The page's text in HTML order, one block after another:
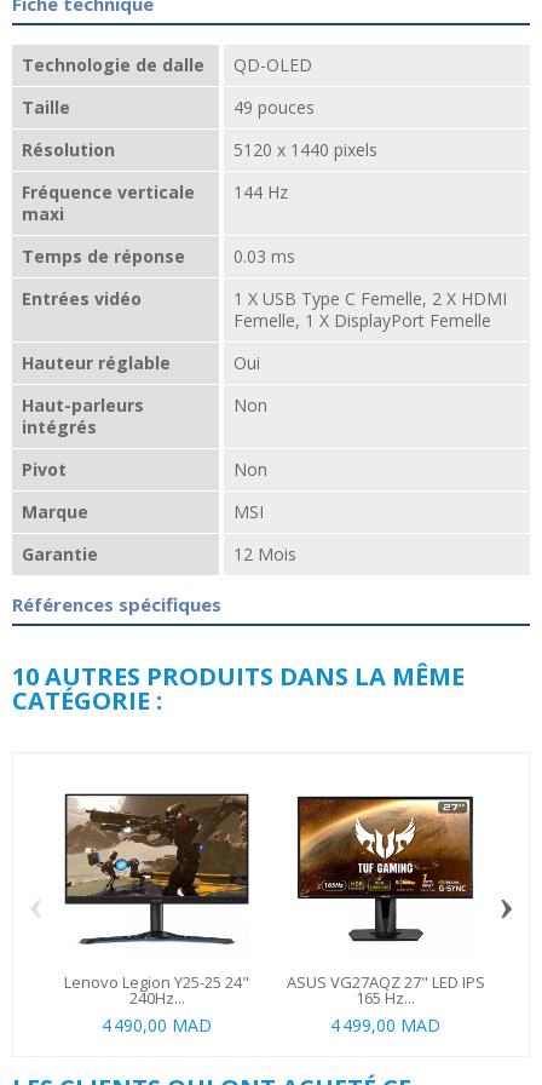
Technologie de dalle
QD-OLED
Taille
49 pouces
Résolution
5120 x 1440 pixels
Fréquence verticale
maxi
144 Hz
Temps de réponse
0.03 ms
Entrées vidéo
1 X USB Type C Femelle, 2 X HDMI
Femelle, 1 X DisplayPort Femelle
Hauteur réglable
Oui
Haut-parleurs
intégrés
Non
Pivot
Non
Marque
MSI
Garantie
12 Mois
Références spécifiques
10 AUTRES PRODUITS DANS LA MÊME
CATÉGORIE :
Lenovo Legion Y25-25 24"
240Hz...
4 490,00 MAD
ASUS VG27AQZ 27" LED IPS
165 Hz...
4 499,00 MAD
‹ ›